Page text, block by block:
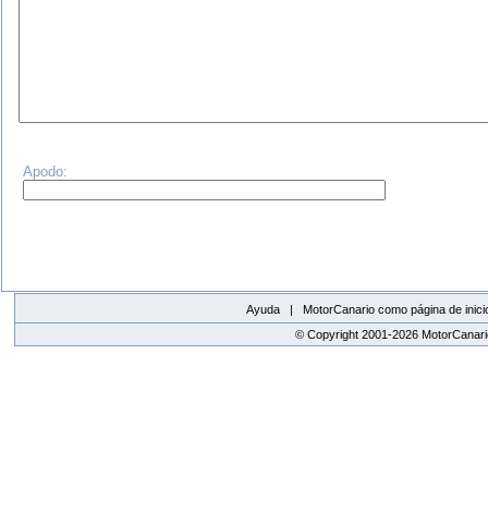
Apodo:
Ayuda |
MotorCanario como página de
© Copyright 2001-2026